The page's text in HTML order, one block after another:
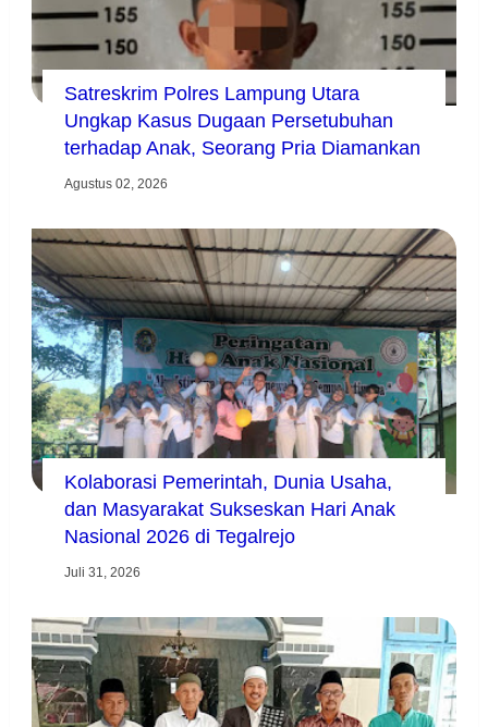
Satreskrim Polres Lampung Utara
Ungkap Kasus Dugaan Persetubuhan
terhadap Anak, Seorang Pria Diamankan
Agustus 02, 2026
Kolaborasi Pemerintah, Dunia Usaha,
dan Masyarakat Sukseskan Hari Anak
Nasional 2026 di Tegalrejo
Juli 31, 2026